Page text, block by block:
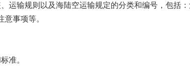
运输规则以及海陆空运输规定的分类和编号，包括
事项等。
准。